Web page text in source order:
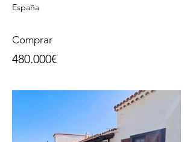
España
Comprar
480.000€